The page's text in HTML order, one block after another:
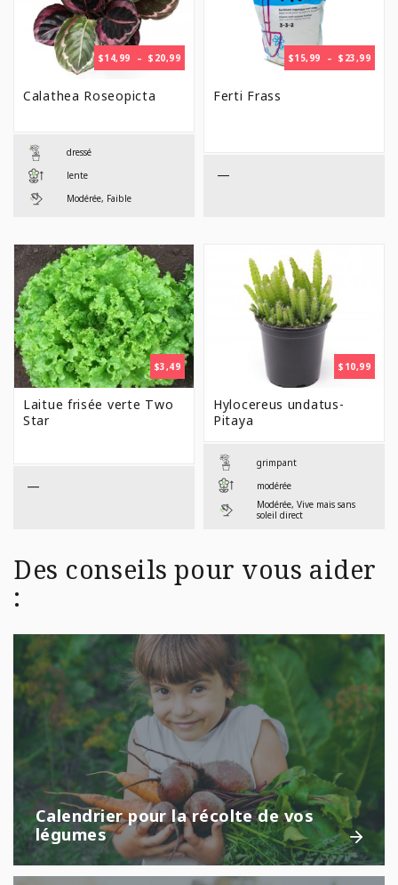
$14,99 – $ 20,99PLAGE
DE
Calathea Roseopicta
dressé
lente
Modérée, Faible
$15,99 – $ 23,99
DE
Ferti Frass
—
$3,49
Laitue frisée verte Two
Star
—
$ 10,99
Hylocereus undatus-
Pitaya
grimpant
modérée
Modérée, Vive mais sans
soleil direct
Des conseils pour vous aider
:
Calendrier pour la récolte de vos
légumes